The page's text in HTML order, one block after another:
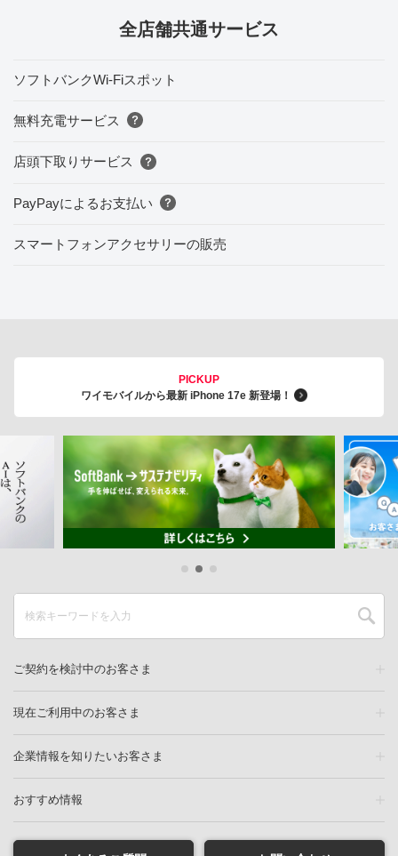
全店舗共通サービス
ソフトバンクWi-Fiスポット
無料充電サービス
店頭下取りサービス
PayPayによるお支払い
スマートフォンアクセサリーの販売
PICKUP
ワイモバイルから最新 iPhone 17e 新登場！
ご契約を検討中のお客さま
現在ご利用中のお客さま
企業情報を知りたいお客さま
おすすめ情報